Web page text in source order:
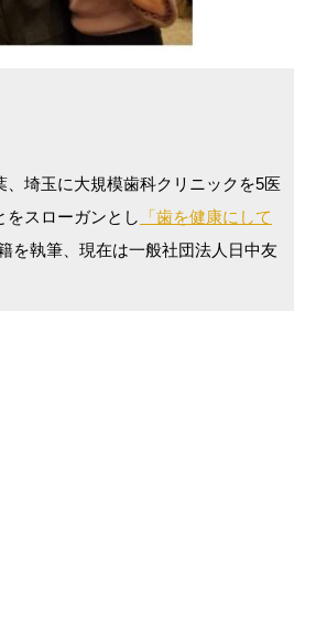
埼玉に大規模歯科クリニックを5医
をスローガンとし
「歯を健康にして
を執筆、現在は一般社団法人日中友